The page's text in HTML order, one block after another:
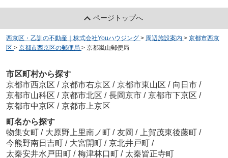
ページトップへ
西京区・乙訓の不動産｜株式会社Youハウジング > 周辺施設案内 > 京都市西京
区 > 京都市西京区の郵便局 > 京都嵐山郵便局
市区町村から探す
京都市西京区 / 京都市右京区 / 京都市東山区 / 向日市 /
京都市山科区 / 京都市北区 / 長岡京市 / 京都市下京区 /
京都市中京区 / 京都市上京区
町名から探す
物集女町 / 大原野上里南ノ町 / 友岡 / 上賀茂東後藤町 /
今熊野南日吉町 / 大宮開町 / 京北井戸町 /
太秦安井水戸田町 / 梅津林口町 / 太秦皆正寺町